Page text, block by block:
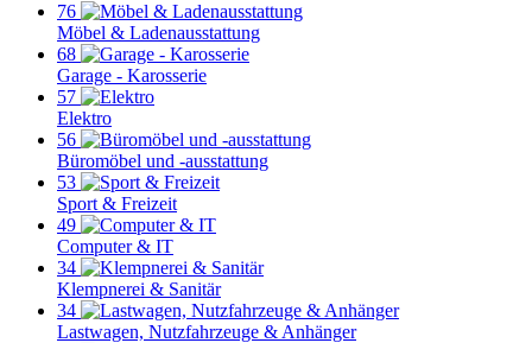
76
Möbel & Ladenausstattung
68
Garage - Karosserie
57
Elektro
56
Büromöbel und -ausstattung
53
Sport & Freizeit
49
Computer & IT
34
Klempnerei & Sanitär
34
Lastwagen, Nutzfahrzeuge & Anhänger